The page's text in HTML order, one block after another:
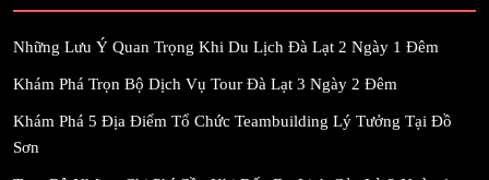
Những Lưu Ý Quan Trọng Khi Du Lịch Đà Lạt 2 Ngày 1 Đêm
Khám Phá Trọn Bộ Dịch Vụ Tour Đà Lạt 3 Ngày 2 Đêm
Khám Phá 5 Địa Điểm Tổ Chức Teambuilding Lý Tưởng Tại Đồ
Sơn